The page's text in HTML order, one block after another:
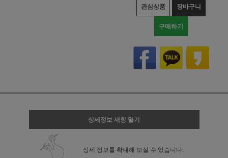
관심상품 장바구니
구매하기
상세정보 새창 열기
상세 정보를 확대해 보실 수 있습니다.